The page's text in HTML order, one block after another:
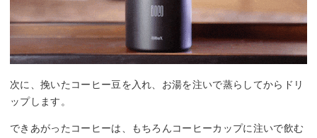
次に、挽いたコーヒー豆を入れ、お湯を注いで蒸らしてからドリ
ップします。
できあがったコーヒーは、もちろんコーヒーカップに注いで飲む